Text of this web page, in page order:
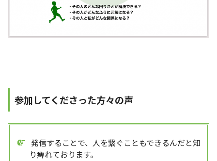
参加してくださった方々の声
発信することで、人を繋ぐこともできるんだと知
り痺れております。